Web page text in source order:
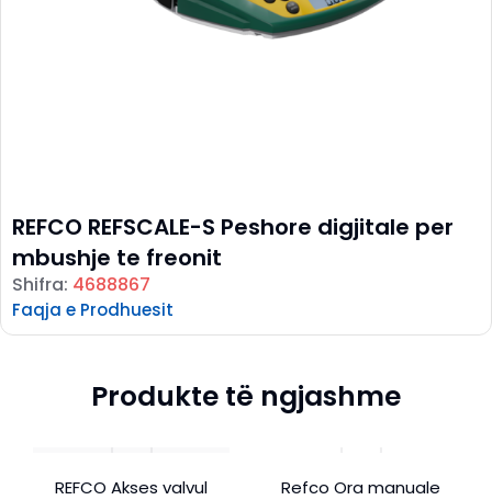
REFCO REFSCALE-S Peshore digjitale per
mbushje te freonit
Shifra: 4688867
Faqja e Prodhuesit
Produkte të ngjashme
REFCO Akses valvul
Refco Ora manuale